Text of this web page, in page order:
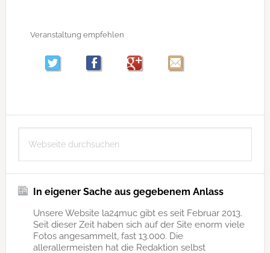
Veranstaltung empfehlen
Seitenspalte
durchsuchen
In eigener Sache aus gegebenem Anlass
Unsere Website la24muc gibt es seit Februar 2013.
Seit dieser Zeit haben sich auf der Site enorm viele
Fotos angesammelt, fast 13.000. Die
allerallermeisten hat die Redaktion selbst